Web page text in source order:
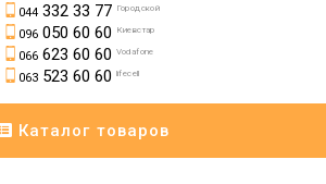
044332 33 77 Городской
096050 60 60 Киевстар
066623 60 60 Vodafone
063523 60 60 lifecell
Каталог товаров